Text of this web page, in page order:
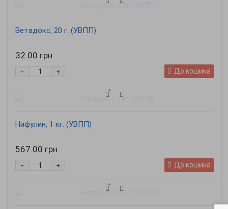
Ветадокс, 20 г. (УВПП)
32.00 грн.
+
- До кошика
Нифулин, 1 кг. (УВПП)
567.00 грн.
+
- До кошика